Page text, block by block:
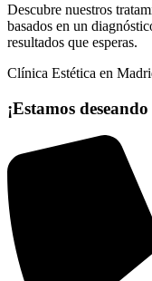
Descubre nuestros
basados en un
resultados que esperas.
Clínica Estética en
¡Estamos